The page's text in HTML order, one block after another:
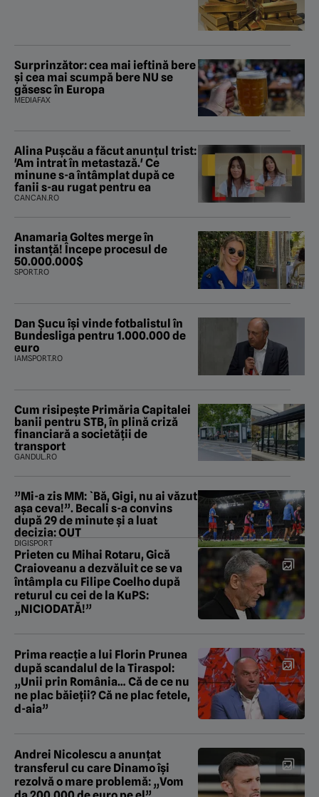
Surprinzător: cea mai ieftină bere
și cea mai scumpă bere NU se
găsesc în Europa
MEDIAFAX
Alina Pușcău a făcut anunțul trist:
'Am intrat în metastază.' Ce
minune s-a întâmplat după ce
fanii s-au rugat pentru ea
CANCAN.RO
Anamaria Goltes merge în
instanță! Începe procesul de
50.000.000$
SPORT.RO
Dan Șucu își vinde fotbalistul în
Bundesliga pentru 1.000.000 de
euro
IAMSPORT.RO
Cum risipește Primăria Capitalei
banii pentru STB, în plină criză
financiară a societății de
transport
GANDUL.RO
”Mi-a zis MM: `Bă, Gigi, nu ai văzut
așa ceva!”. Becali s-a convins
după 29 de minute și a luat
decizia: OUT
DIGISPORT
Prieten cu Mihai Rotaru, Gică
Craioveanu a dezvăluit ce se va
întâmpla cu Filipe Coelho după
returul cu cei de la KuPS:
„NICIODATĂ!”
Prima reacție a lui Florin Prunea
după scandalul de la Tiraspol:
„Unii prin România… Că de ce nu
ne plac băieții? Că ne plac fetele,
d-aia”
Andrei Nicolescu a anunțat
transferul cu care Dinamo își
rezolvă o mare problemă: „Vom